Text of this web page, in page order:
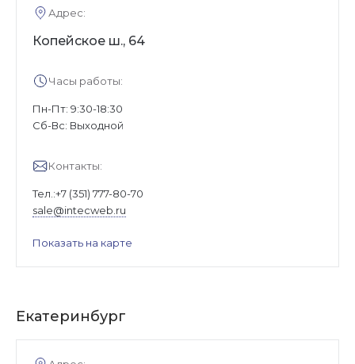
Адрес:
Копейское ш., 64
Часы работы:
Пн-Пт: 9:30-18:30
Cб-Вс: Выходной
Контакты:
Тел.:+7 (351) 777-80-70
sale@intecweb.ru
Показать на карте
Екатеринбург